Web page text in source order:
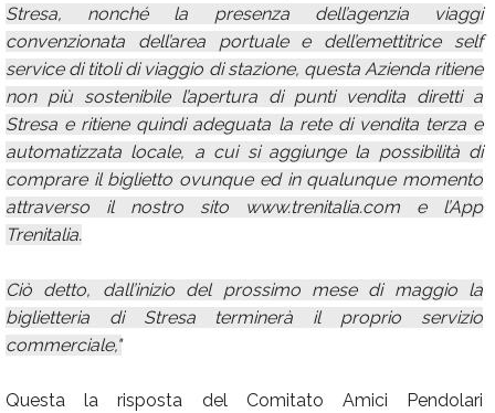
Stresa, nonché la presenza dell’agenzia viaggi
convenzionata dell’area portuale e dell’emettitrice self
service di titoli di viaggio di stazione, questa Azienda ritiene
non più sostenibile l’apertura di punti vendita diretti a
Stresa e ritiene quindi adeguata la rete di vendita terza e
automatizzata locale, a cui si aggiunge la possibilità di
comprare il biglietto ovunque ed in qualunque momento
attraverso il nostro sito www.trenitalia.com e l’App
Trenitalia.
Ciò detto, dall’inizio del prossimo mese di maggio la
biglietteria di Stresa terminerà il proprio servizio
commerciale,"
Questa la risposta del Comitato Amici Pendolari